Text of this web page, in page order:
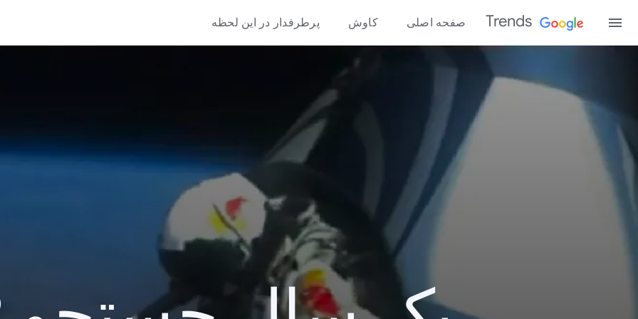
Trends صفحه اصلی کاوش پرطرفدار در این لحظه